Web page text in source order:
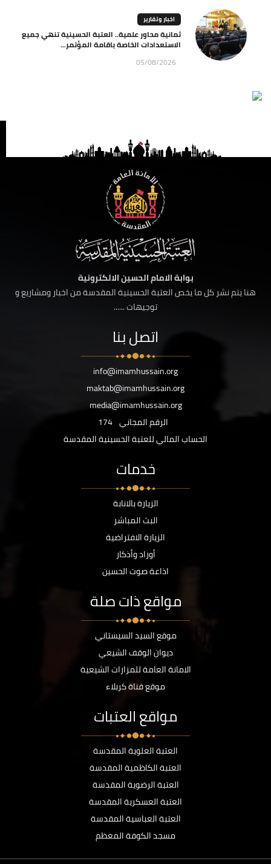
اخبار وتقارير
ثمانية محاور علمية.. العتبة الحسينية تنهي جميع
الاستعدادات الخاصة باقامة المؤتمر...
05/08/2026
بوابة الامام الحسين الالكترونية
هنا يتم نشر كل ما يخص العتبة الحسينية المقدسة من اخبار ومشاريع و
توجيهات ......
اتصل بنا
info@imamhussain.org
maktab@imamhussain.org
media@imamhussain.org
الرقم المجاني 174
الحساب المالي للعتبة الحسينية المقدسة
خدمات
الزيارة بالانابة
البث المباشر
الزيارة الافتراضية
أوراد وأذكار
اذاعة صوت الحسين
مواقع ذات صلة
موقع السيد السيستاني
ديوان الوقف الشيعي
الامانة العامة للمزارات الشيعية
موقع قناة كربلاء
مواقع العتبات
العتبة العلوية المقدسة
العتبة الكاظمية المقدسة
العتبة الرضوية المقدسة
العتبة العسكرية المقدسة
العتبة العباسية المقدسة
مسجد الكوفة المعظم